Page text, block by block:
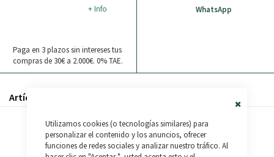
Utilizamos cookies (o tecnologías similares) para
personalizar el contenido y los anuncios, ofrecer
funciones de redes sociales y analizar nuestro tráfico. Al
+ Info
Paga en 3 plazos sin intereses tus
compras de 30€ a 2.000€. 0% TAE.
WhatsApp
Artículos relacionados